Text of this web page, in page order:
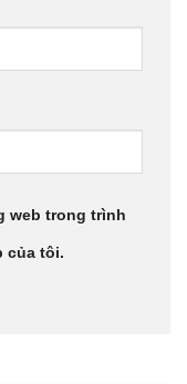
web trong trình
của tôi.